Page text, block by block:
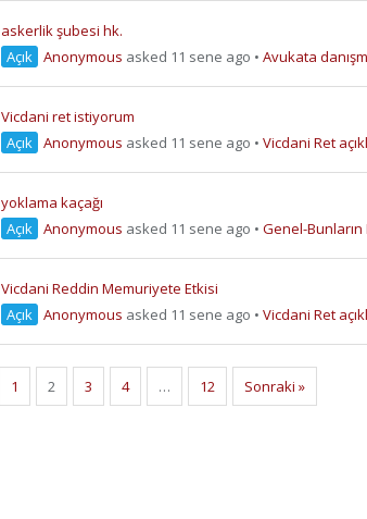
askerlik şubesi hk.
Açık Anonymous asked 11 sene ago • Avukata
Vicdani ret istiyorum
Açık Anonymous asked 11 sene ago • Vicdani Ret
yoklama kaçağı
Açık Anonymous asked 11 sene ago • Genel-Bunların
Vicdani Reddin Memuriyete Etkisi
Açık Anonymous asked 11 sene ago • Vicdani Ret
1 2 3 4 … 12 Sonraki »